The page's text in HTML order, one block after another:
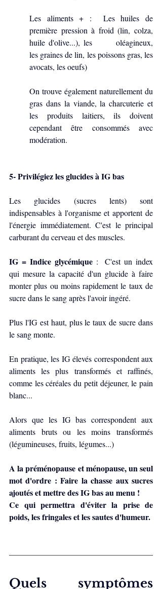
Les aliments + :  Les huiles de
première pression à froid (lin, colza,
huile d'olive...), les 	oléagineux,
les graines de lin, les poissons gras, les
avocats, les oeufs)
On trouve également naturellement du
gras dans la viande, la charcuterie et
les produits laitiers, ils doivent
cependant être consommés avec
modération.
5- Privilégiez les glucides à IG bas
Les glucides (sucres lents) sont
indispensables à l'organisme et apportent de
l'énergie immédiatement. C'est le principal
carburant du cerveau et des muscles.
IG = Indice glycémique :  C'est un index
qui mesure la capacité d'un glucide à faire
monter plus ou moins rapidement le taux de
sucre dans le sang après l'avoir ingéré.
Plus l'IG est haut, plus le taux de sucre dans
le sang monte.
En pratique, les IG élevés correspondent aux
aliments les plus transformés et raffinés,
comme les céréales du petit déjeuner, le pain
blanc...
Alors que les IG bas correspondent aux
aliments bruts ou les moins transformés
(légumineuses, fruits, légumes...)
A la préménopause et ménopause, un seul
mot d'ordre : Faire la chasse aux sucres
ajoutés et mettre des IG bas au menu !
Ce qui permettra d'éviter la prise de
poids, les fringales et les sautes d'humeur.
Quels symptômes